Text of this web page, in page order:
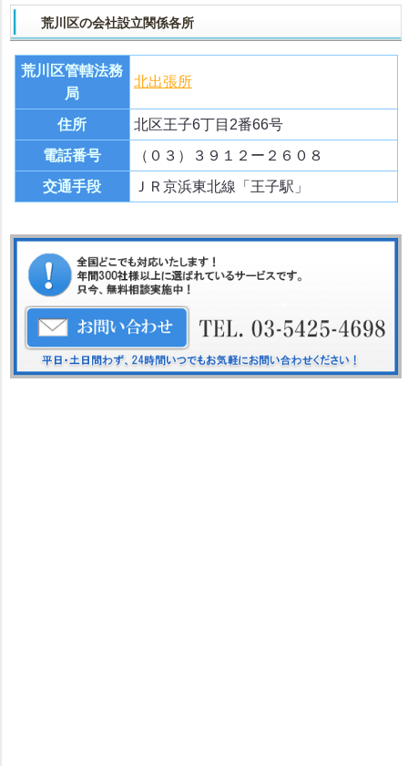
荒川区の会社設立関係各所
荒川区管轄法務
局
北出張所
住所
北区王子6丁目2番66号
電話番号
（０３）３９１２ー２６０８
交通手段
ＪＲ京浜東北線「王子駅」